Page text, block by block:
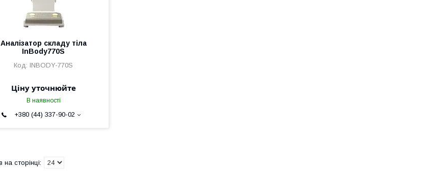
Аналізатор складу тіла
InBody770S
INBODY-770S
Ціну уточнюйте
В наявності
+380 (44) 337-90-02